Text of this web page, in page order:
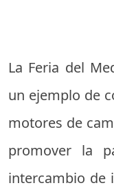
La Feria del
un ejemplo de
motores de
promover la
intercambio de